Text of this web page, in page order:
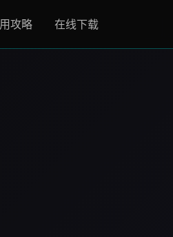
攻略 在线下载